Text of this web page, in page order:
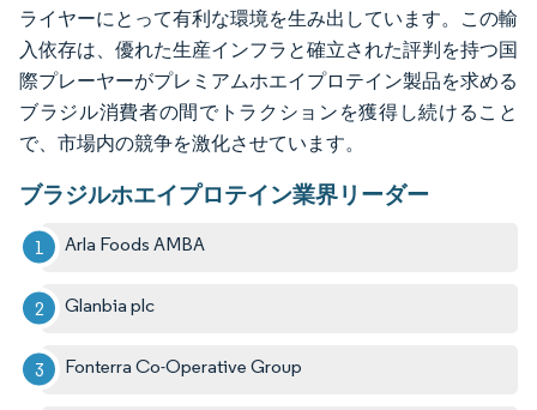
ライヤーにとって有利な環境を生み出しています。この輸
入依存は、優れた生産インフラと確立された評判を持つ国
際プレーヤーがプレミアムホエイプロテイン製品を求める
ブラジル消費者の間でトラクションを獲得し続けること
で、市場内の競争を激化させています。
ブラジルホエイプロテイン業界リーダー
Arla Foods AMBA
Glanbia plc
Fonterra Co-Operative Group